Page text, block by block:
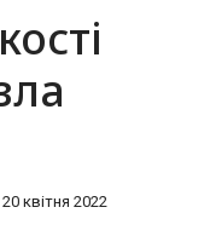
20 квітня 2022